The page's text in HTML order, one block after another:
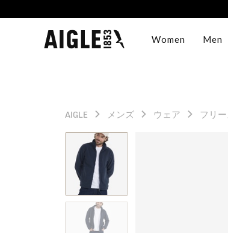
Women Men
AIGLE メンズ ウェア フリ